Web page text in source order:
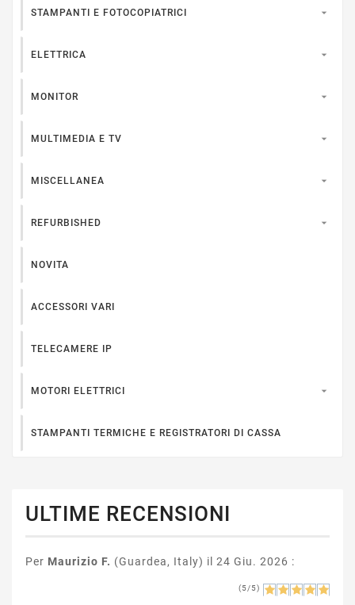
STAMPANTI E FOTOCOPIATRICI 
ELETTRICA 
MONITOR 
MULTIMEDIA E TV 
MISCELLANEA 
REFURBISHED 
NOVITA
ACCESSORI VARI
TELECAMERE IP
MOTORI ELETTRICI 
STAMPANTI TERMICHE E REGISTRATORI DI CASSA
ULTIME RECENSIONI
Per Maurizio F. (Guardea, Italy) il 24 Giu. 2026 :
(5/5)